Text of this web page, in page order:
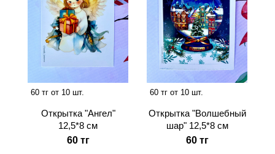
60 тг от 10 шт.
Открытка "Ангел"
12,5*8 см
60 тг
60 тг от 10 шт.
Открытка "Волшебный
шар" 12,5*8 см
60 тг